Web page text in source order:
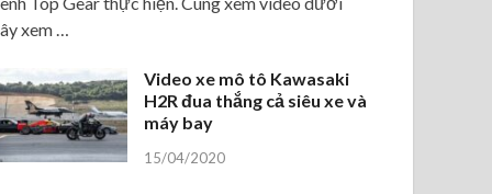
xem …
Video xe mô tô Kawasaki
H2R đua thắng cả siêu xe và
máy bay
15/04/2020